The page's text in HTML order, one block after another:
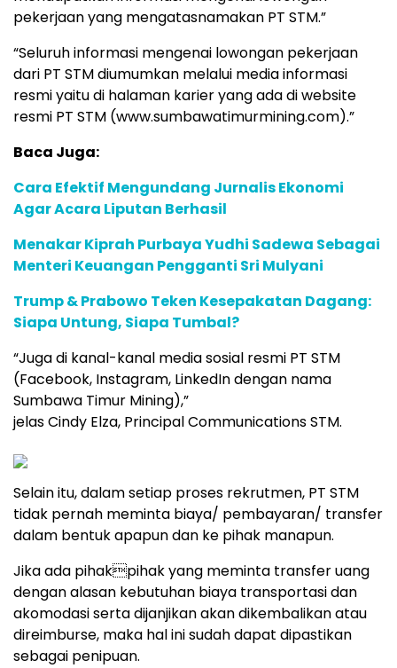
pekerjaan yang mengatasnamakan PT STM.”
“Seluruh informasi mengenai lowongan pekerjaan
dari PT STM diumumkan melalui media informasi
resmi yaitu di halaman karier yang ada di website
resmi PT STM (www.sumbawatimurmining.com).”
Baca Juga:
Cara Efektif Mengundang Jurnalis Ekonomi
Agar Acara Liputan Berhasil
Menakar Kiprah Purbaya Yudhi Sadewa Sebagai
Menteri Keuangan Pengganti Sri Mulyani
Trump & Prabowo Teken Kesepakatan Dagang:
Siapa Untung, Siapa Tumbal?
“Juga di kanal-kanal media sosial resmi PT STM
(Facebook, Instagram, LinkedIn dengan nama
Sumbawa Timur Mining),”
jelas Cindy Elza, Principal Communications STM.
Selain itu, dalam setiap proses rekrutmen, PT STM
tidak pernah meminta biaya/ pembayaran/ transfer
dalam bentuk apapun dan ke pihak manapun.
Jika ada pihakpihak yang meminta transfer uang
dengan alasan kebutuhan biaya transportasi dan
akomodasi serta dijanjikan akan dikembalikan atau
direimburse, maka hal ini sudah dapat dipastikan
sebagai penipuan.